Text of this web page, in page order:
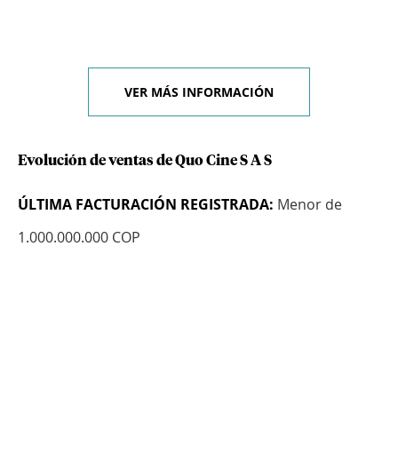
VER MÁS INFORMACIÓN
Evolución de ventas de Quo Cine S A S
ÚLTIMA FACTURACIÓN REGISTRADA: Menor de
1.000.000.000 COP